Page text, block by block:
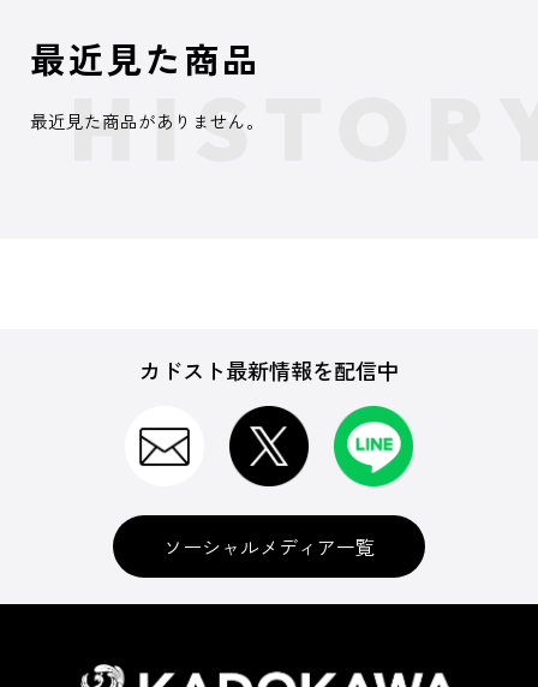
最近見た商品
最近見た商品がありません。
カドスト最新情報を配信中
ソーシャルメディア一覧